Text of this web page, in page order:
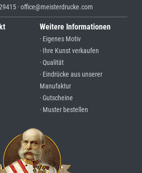
· office@meisterdrucke.com
Weitere Informationen
· Eigenes Motiv
· Ihre Kunst verkaufen
· Qualität
· Eindrücke aus unserer
Manufaktur
· Gutscheine
· Muster bestellen